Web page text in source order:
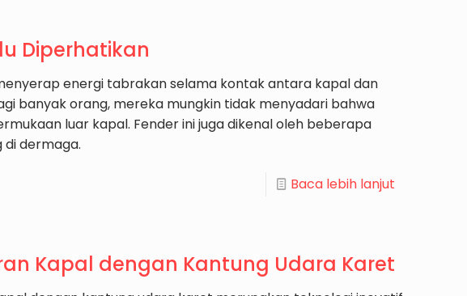
Diperhatikan
energi tabrakan selama kontak antara kapal dan
banyak orang, mereka mungkin tidak menyadari bahwa
luar kapal. Fender ini juga dikenal oleh beberapa
dermaga.
Baca lebih lanjut
Kapal dengan Kantung Udara Karet